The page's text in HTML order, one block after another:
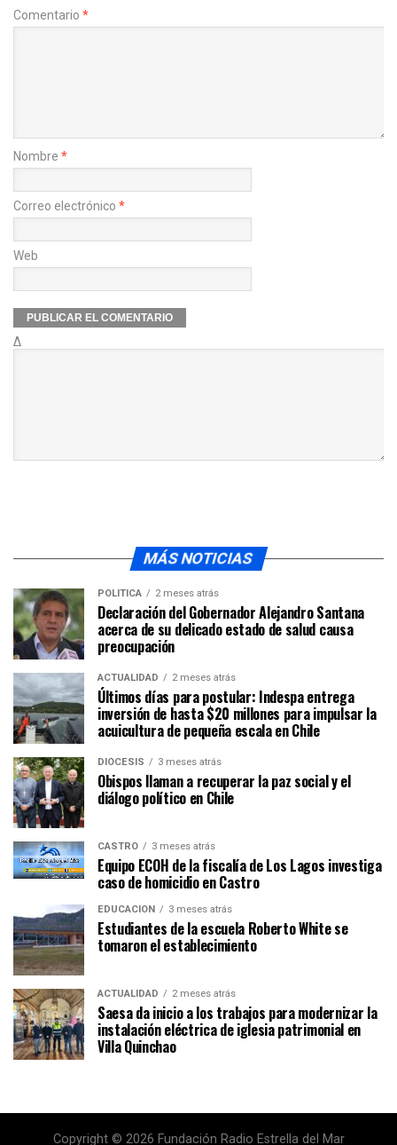
Comentario *
Nombre *
Correo electrónico *
Web
Δ
MÁS NOTICIAS
POLÍTICA 2 meses atrás
Declaración del Gobernador Alejandro Santana
acerca de su delicado estado de salud causa
preocupación
ACTUALIDAD 2 meses atrás
Últimos días para postular: Indespa entrega
inversión de hasta $20 millones para impulsar la
acuicultura de pequeña escala en Chile
DIÓCESIS 3 meses atrás
Obispos llaman a recuperar la paz social y el
diálogo político en Chile
CASTRO 3 meses atrás
Equipo ECOH de la fiscalía de Los Lagos investiga
caso de homicidio en Castro
EDUCACIÓN 3 meses atrás
Estudiantes de la escuela Roberto White se
tomaron el establecimiento
ACTUALIDAD 2 meses atrás
Saesa da inicio a los trabajos para modernizar la
instalación eléctrica de iglesia patrimonial en
Villa Quinchao
Copyright © 2026 Fundación Radio Estrella del Mar